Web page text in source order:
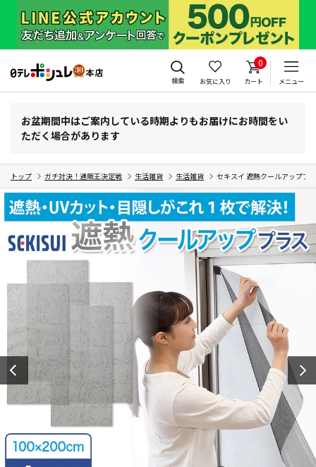
検索 お気に入り
0
カート メニュー
お盆期間中はご案内している時期よりもお届けにお時間をい
ただく場合があります
トップ ガチ対決！通販王決定戦 生活雑貨 生活雑貨 セキスイ 遮熱クールアッププ